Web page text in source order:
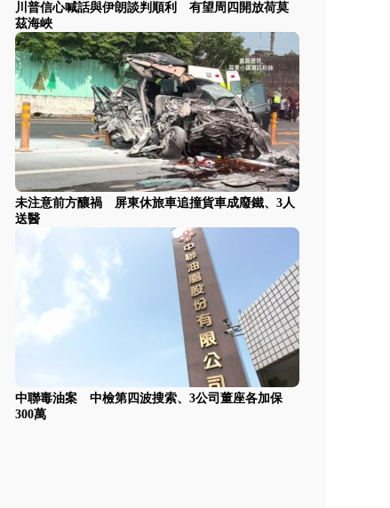
川普信心喊話與伊朗談判順利 有望周四開放荷莫
茲海峽
未注意前方釀禍 屏東休旅車追撞貨車成廢鐵、3人
送醫
中聯毒油案 中檢第四波搜索、3公司董座各加保
300萬